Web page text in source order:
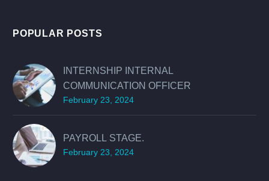
POPULAR POSTS
INTERNSHIP INTERNAL
COMMUNICATION OFFICER
February 23, 2024
PAYROLL STAGE.
February 23, 2024